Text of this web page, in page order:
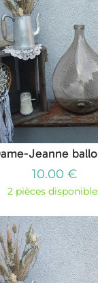
Jeanne
10.00 €
2 pièces